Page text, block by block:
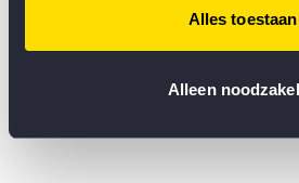
Alles toestaan
Alleen